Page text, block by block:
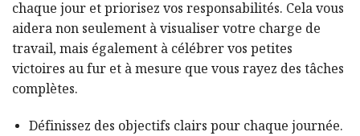
chaque jour et priorisez vos responsabilités. Cela vous
aidera non seulement à visualiser votre charge de
travail, mais également à célébrer vos petites
victoires au fur et à mesure que vous rayez des tâches
complètes.
Définissez des objectifs clairs pour chaque journée.